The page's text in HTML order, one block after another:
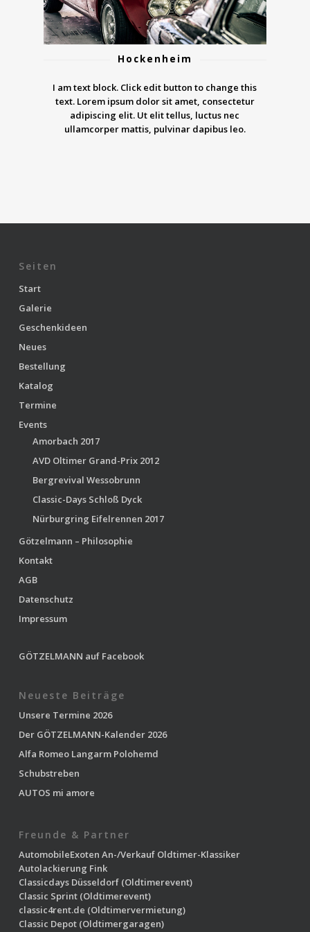
Hockenheim
I am text block. Click edit button to change this
text. Lorem ipsum dolor sit amet, consectetur
adipiscing elit. Ut elit tellus, luctus nec
ullamcorper mattis, pulvinar dapibus leo.
Seiten
Start
Galerie
Geschenkideen
Neues
Bestellung
Katalog
Termine
Events
Amorbach 2017
AVD Oltimer Grand-Prix 2012
Bergrevival Wessobrunn
Classic-Days Schloß Dyck
Nürburgring Eifelrennen 2017
Götzelmann – Philosophie
Kontakt
AGB
Datenschutz
Impressum
GÖTZELMANN auf Facebook
Neueste Beiträge
Unsere Termine 2026
Der GÖTZELMANN-Kalender 2026
Alfa Romeo Langarm Polohemd
Schubstreben
AUTOS mi amore
Freunde & Partner
AutomobileExoten An-/Verkauf Oldtimer-Klassiker
Autolackierung Fink
Classicdays Düsseldorf(Oldtimerevent)
Classic Sprint(Oldtimerevent)
classic4rent.de (Oldtimervermietung)
Classic Depot(Oldtimergaragen)